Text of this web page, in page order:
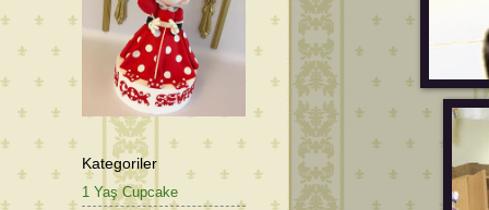
Kategoriler
1 Yaş Cupcake